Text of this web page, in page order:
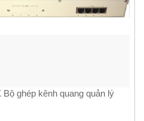
ghép kênh quang quản lý